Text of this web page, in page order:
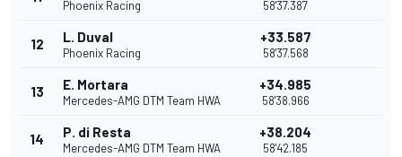
Phoenix Racing 58'37.387
12 L. Duval
Phoenix Racing
+33.587
58'37.568
13 E. Mortara
Mercedes-AMG DTM Team HWA
+34.985
58'38.966
14 P. di Resta
Mercedes-AMG DTM Team HWA
+38.204
58'42.185